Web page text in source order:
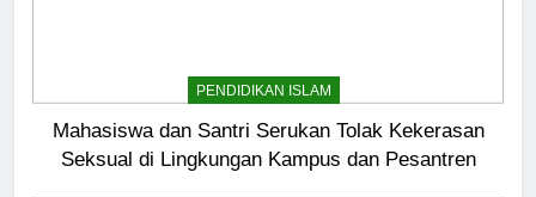
PENDIDIKAN ISLAM
Mahasiswa dan Santri Serukan Tolak Kekerasan
Seksual di Lingkungan Kampus dan Pesantren